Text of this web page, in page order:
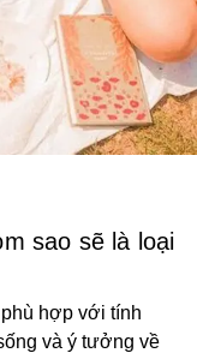
sao sẽ là loại
hợp với tính
và ý tưởng về